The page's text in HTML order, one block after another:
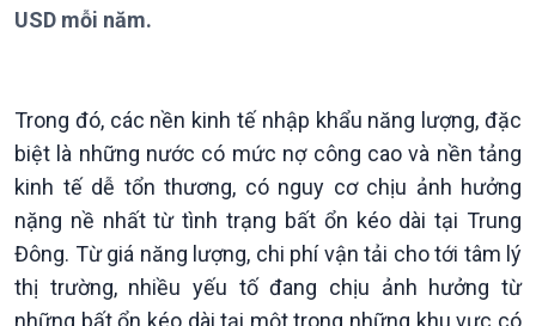
Chính trị
Tin Chính trị
Chính phủ với người dân
Quốc hội với cử tri
Xây dựng đảng
Đảng trong cuộc sống
Nhận diện sự thật
Thế giới
Tin thế giới
Vấn đề quốc tế
Hồ sơ sự kiện quốc tế
Thế giới & Việt Nam
Biên cương - Một dải vững
bền
USD mỗi năm.
Trong đó, các nền kinh tế nhập khẩu năng lượng, đặc
biệt là những nước có mức nợ công cao và nền tảng
kinh tế dễ tổn thương, có nguy cơ chịu ảnh hưởng
nặng nề nhất từ tình trạng bất ổn kéo dài tại Trung
Đông. Từ giá năng lượng, chi phí vận tải cho tới tâm lý
thị trường, nhiều yếu tố đang chịu ảnh hưởng từ
những bất ổn kéo dài tại một trong những khu vực có